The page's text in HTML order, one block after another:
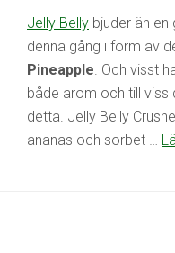
Jelly Belly bjuder än en
denna gång i form av
Pineapple . Och visst
både arom och till viss
detta. Jelly Belly
ananas och sorbet …